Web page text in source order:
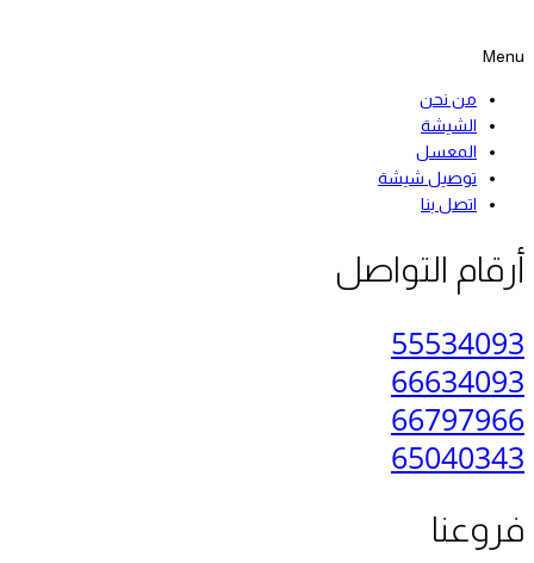
Menu
من نحن
الشيشة
المعسل
توصيل شيشة
اتصل بنا
أرقام التواصل
55534093
66634093
66797966
65040343
فروعنا